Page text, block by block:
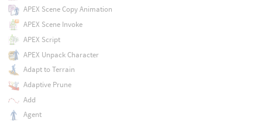
APEX Scene Copy Animation
APEX Scene Invoke
APEX Script
APEX Unpack Character
Adapt to Terrain
Adaptive Prune
Add
Agent